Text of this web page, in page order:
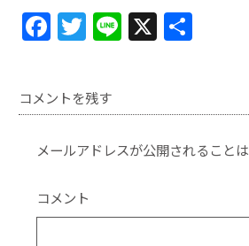
F
a
c
e
b
o
o
k
T
w
itt
er
Li
n
X
コメントを残す
メールアドレスが公開されることは
コメント